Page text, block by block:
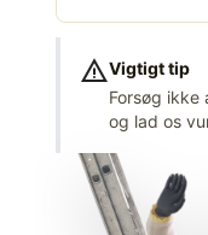
warningVigtigt tip
Forsøg ikke
og lad os